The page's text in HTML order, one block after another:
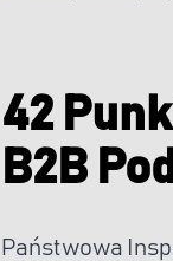
42
B2B
Państwowa